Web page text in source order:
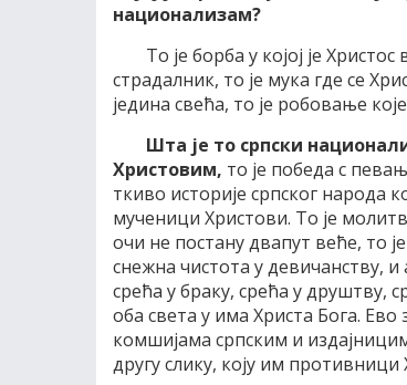
национализам?
То је борба у којој је
страдалник, то је мука где се
једина свећа, то је робовање
Шта је то српски
Христовим, то је победа с
ткиво историје српског народа
мученици Христови. То је
очи не постану двапут веће, то
снежна чистота у девичанству,
срећа у браку, срећа у друштву,
оба света у има Христа Бога. Ево
комшијама српским и
другу слику, коју им противници